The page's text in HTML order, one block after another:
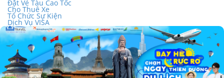
Đặt Vé Tàu Cao Tốc
Cho Thuê Xe
Tổ Chức Sự Kiện
Dịch Vụ VISA